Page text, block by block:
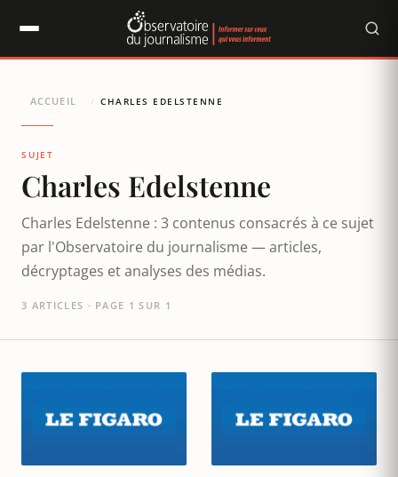
ACCUEIL / CHARLES EDELSTENNE
SUJET
Charles Edelstenne
Charles Edelstenne : 3 contenus consacrés à ce sujet
par l'Observatoire du journalisme — articles,
décryptages et analyses des médias.
3 ARTICLES · PAGE 1 SUR 1
Panneau de gestion des cookies